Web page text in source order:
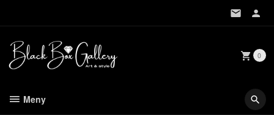
0
Meny